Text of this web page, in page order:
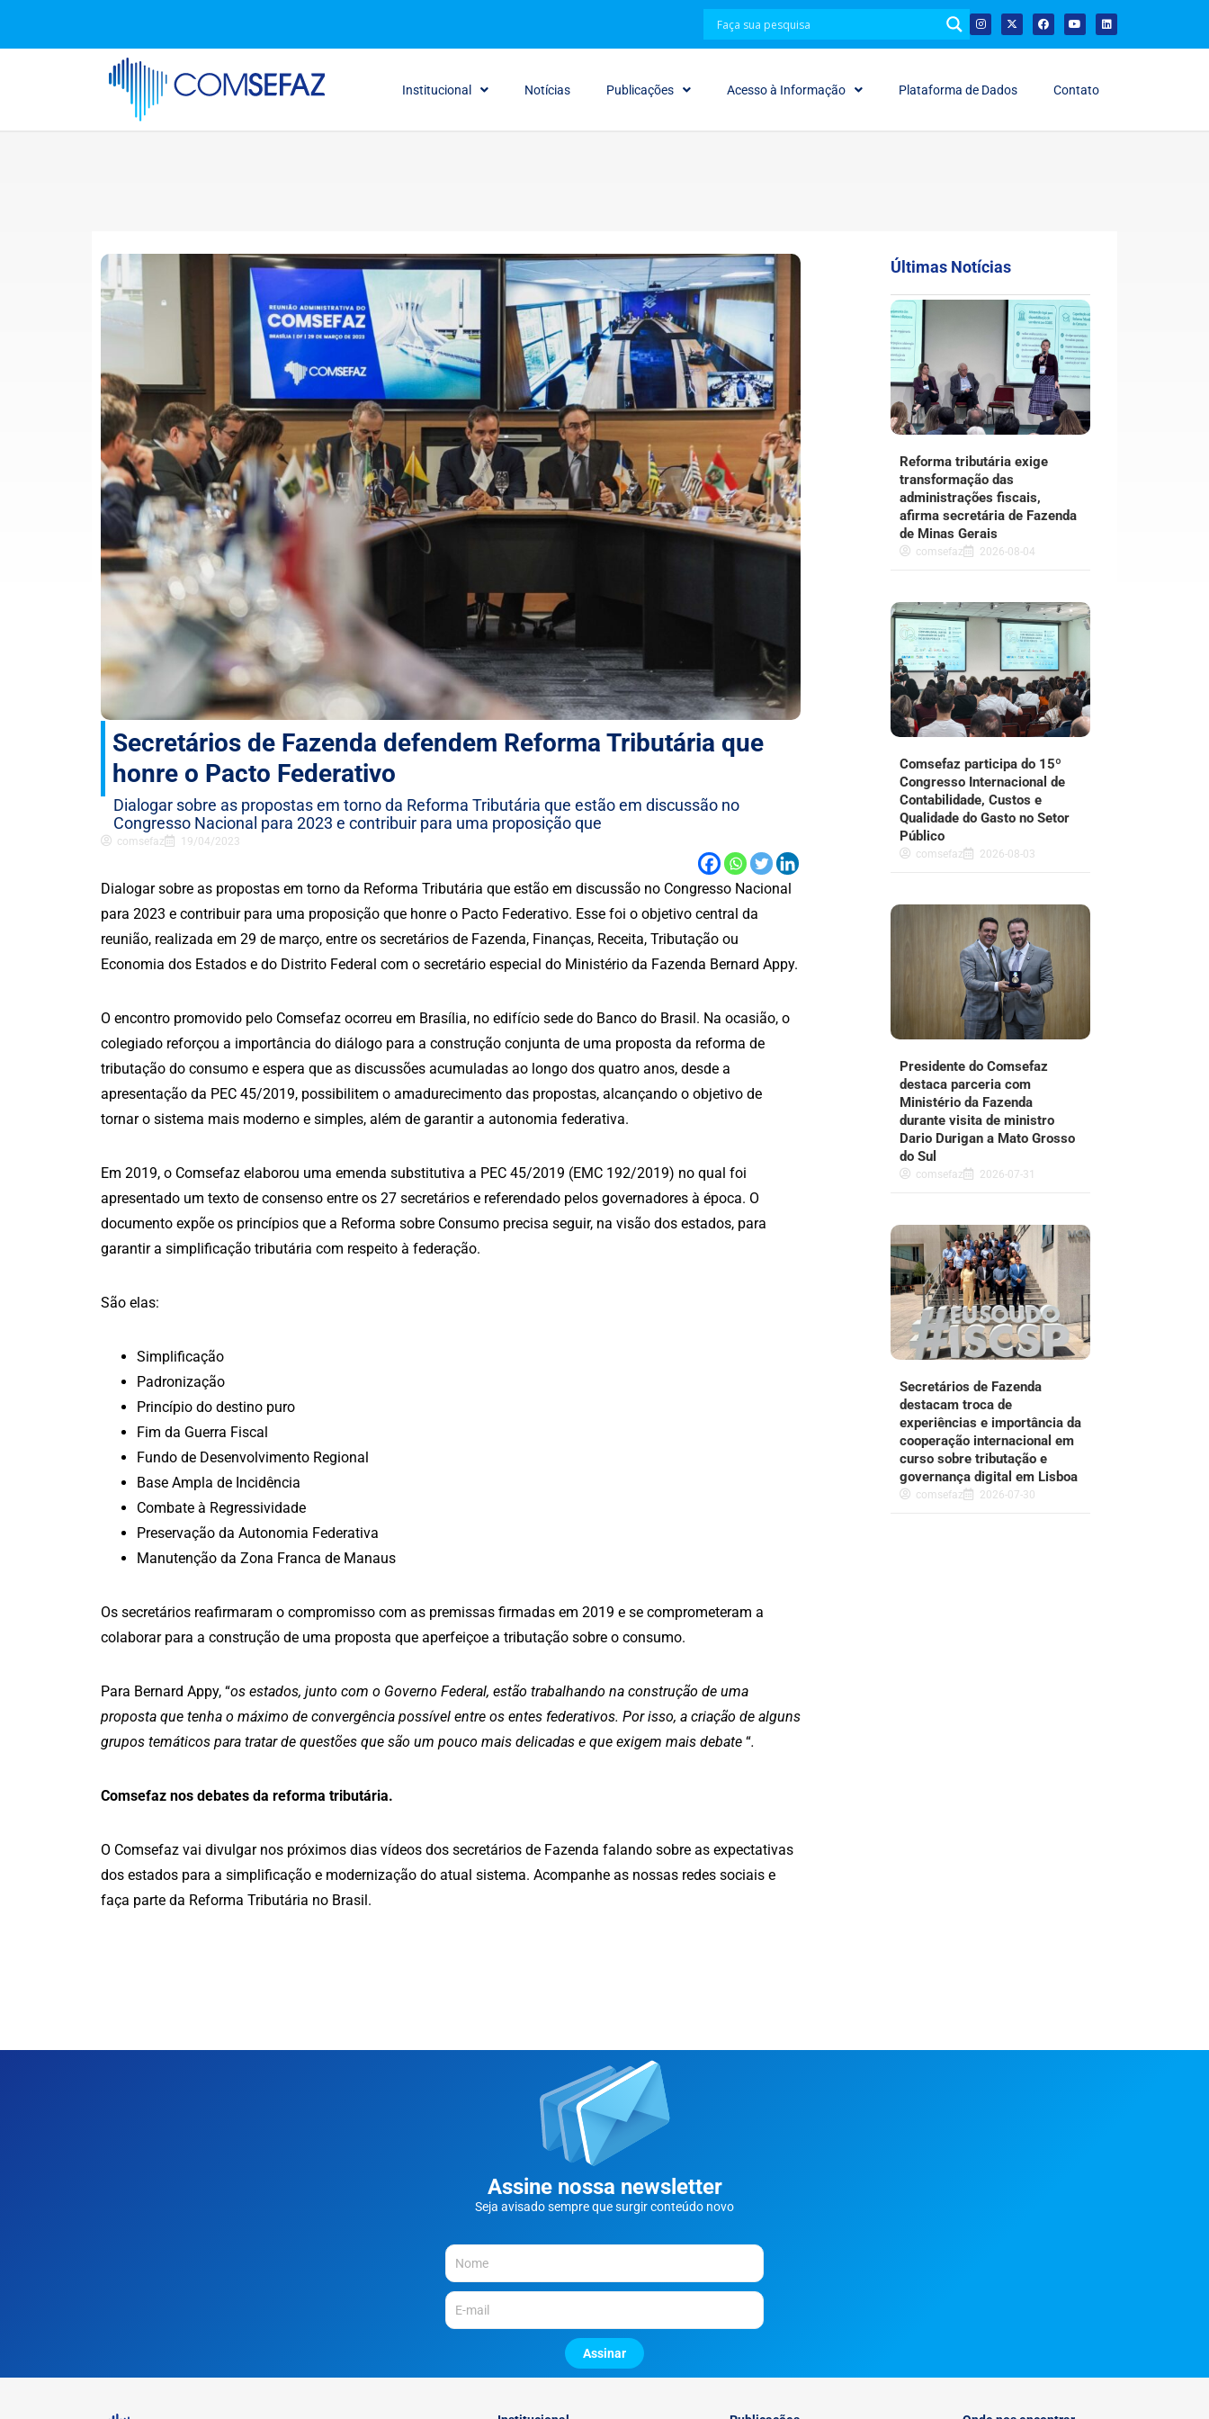
Institucional Notícias Publicações Acesso à Informação Plataforma de Dados Contato
Secretários de Fazenda defendem Reforma Tributária que
honre o Pacto Federativo
Dialogar sobre as propostas em torno da Reforma Tributária que estão em discussão no
Congresso Nacional para 2023 e contribuir para uma proposição que
comsefaz 19/04/2023
Dialogar sobre as propostas em torno da Reforma Tributária que estão em discussão no Congresso Nacional
para 2023 e contribuir para uma proposição que honre o Pacto Federativo. Esse foi o objetivo central da
reunião, realizada em 29 de março, entre os secretários de Fazenda, Finanças, Receita, Tributação ou
Economia dos Estados e do Distrito Federal com o secretário especial do Ministério da Fazenda Bernard Appy.
O encontro promovido pelo Comsefaz ocorreu em Brasília, no edifício sede do Banco do Brasil. Na ocasião, o
colegiado reforçou a importância do diálogo para a construção conjunta de uma proposta da reforma de
tributação do consumo e espera que as discussões acumuladas ao longo dos quatro anos, desde a
apresentação da PEC 45/2019, possibilitem o amadurecimento das propostas, alcançando o objetivo de
tornar o sistema mais moderno e simples, além de garantir a autonomia federativa.
Em 2019, o Comsefaz elaborou uma emenda substitutiva a PEC 45/2019 (EMC 192/2019) no qual foi
apresentado um texto de consenso entre os 27 secretários e referendado pelos governadores à época. O
documento expõe os princípios que a Reforma sobre Consumo precisa seguir, na visão dos estados, para
garantir a simplificação tributária com respeito à federação.
São elas:
Simplificação
Padronização
Princípio do destino puro
Fim da Guerra Fiscal
Fundo de Desenvolvimento Regional
Base Ampla de Incidência
Combate à Regressividade
Preservação da Autonomia Federativa
Manutenção da Zona Franca de Manaus
Os secretários reafirmaram o compromisso com as premissas firmadas em 2019 e se comprometeram a
colaborar para a construção de uma proposta que aperfeiçoe a tributação sobre o consumo.
Para Bernard Appy, “os estados, junto com o Governo Federal, estão trabalhando na construção de uma
proposta que tenha o máximo de convergência possível entre os entes federativos. Por isso, a criação de alguns
grupos temáticos para tratar de questões que são um pouco mais delicadas e que exigem mais debate “.
Comsefaz nos debates da reforma tributária.
O Comsefaz vai divulgar nos próximos dias vídeos dos secretários de Fazenda falando sobre as expectativas
dos estados para a simplificação e modernização do atual sistema. Acompanhe as nossas redes sociais e
faça parte da Reforma Tributária no Brasil.
Últimas Notícias
Reforma tributária exige
transformação das
administrações fiscais,
afirma secretária de Fazenda
de Minas Gerais
comsefaz 2026-08-04
Comsefaz participa do 15º
Congresso Internacional de
Contabilidade, Custos e
Qualidade do Gasto no Setor
Público
comsefaz 2026-08-03
Presidente do Comsefaz
destaca parceria com
Ministério da Fazenda
durante visita de ministro
Dario Durigan a Mato Grosso
do Sul
comsefaz 2026-07-31
Secretários de Fazenda
destacam troca de
experiências e importância da
cooperação internacional em
curso sobre tributação e
governança digital em Lisboa
comsefaz 2026-07-30
Assine nossa newsletter
Seja avisado sempre que surgir conteúdo novo
Assinar